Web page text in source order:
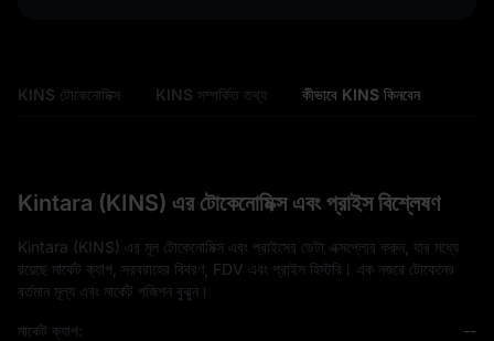
KINS টোকেনোমিক্স KINS সম্পর্কিত তথ্য কীভাবে KINS কিনবেন
Kintara (KINS) এর টোকেনোমিক্স এবং প্রাইস বিশ্লেষণ
Kintara (KINS) এর মূল টোকেনোমিক্স এবং প্রাইসের ডেটা এক্সপ্লোর করুন, যার মধ্যে
রয়েছে মার্কেট ক্যাপ, সরবরাহের বিবরণ, FDV এবং প্রাইস হিস্টরি। এক নজরে টোকেনের
বর্তমান মূল্য এবং মার্কেট পজিশন বুঝুন।
মার্কেট ক্যাপ:
--